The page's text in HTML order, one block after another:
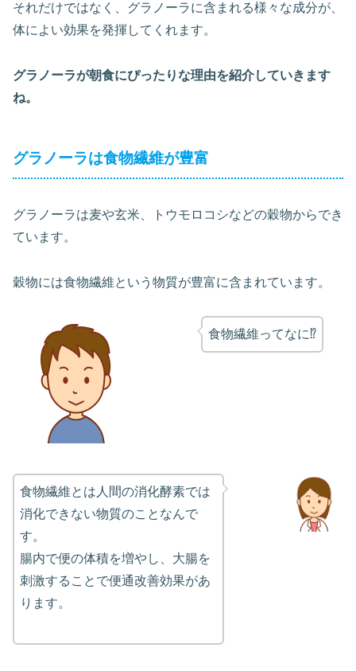
それだけではなく、グラノーラに含まれる様々な成分が、
体によい効果を発揮してくれます。
グラノーラが朝食にぴったりな理由を紹介していきます
ね。
グラノーラは食物繊維が豊富
グラノーラは麦や玄米、トウモロコシなどの穀物からでき
ています。
穀物には食物繊維という物質が豊富に含まれています。
食物繊維ってなに⁉
食物繊維とは人間の消化酵素では
消化できない物質のことなんで
す。
腸内で便の体積を増やし、大腸を
刺激することで便通改善効果があ
ります。